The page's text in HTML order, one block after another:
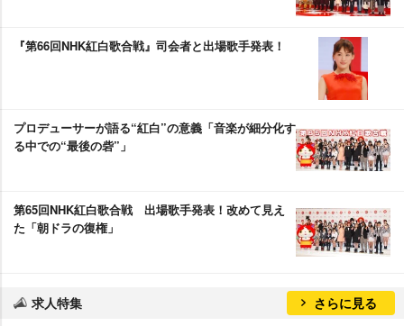
『第66回NHK紅白歌合戦』司会者と出場歌手発表！
プロデューサーが語る“紅白”の意義「音楽が細分化す
る中での“最後の砦”」
第65回NHK紅白歌合戦 出場歌手発表！改めて見え
た「朝ドラの復権」
求人特集 さらに見る